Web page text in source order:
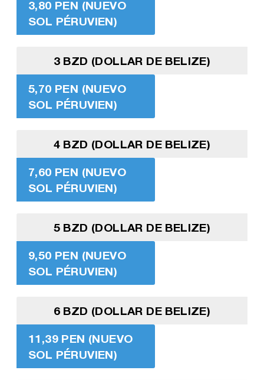
3,80 PEN (NUEVO
SOL PÉRUVIEN)
3 BZD (DOLLAR DE BELIZE)
5,70 PEN (NUEVO
SOL PÉRUVIEN)
4 BZD (DOLLAR DE BELIZE)
7,60 PEN (NUEVO
SOL PÉRUVIEN)
5 BZD (DOLLAR DE BELIZE)
9,50 PEN (NUEVO
SOL PÉRUVIEN)
6 BZD (DOLLAR DE BELIZE)
11,39 PEN (NUEVO
SOL PÉRUVIEN)